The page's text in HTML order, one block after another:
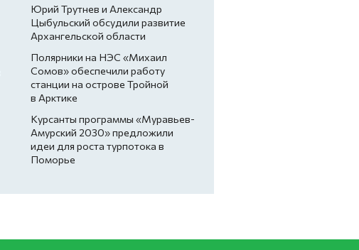
Юрий Трутнев и Александр
Цыбульский обсудили развитие
Архангельской области
Полярники на НЭС «Михаил
Сомов» обеспечили работу
станции на острове Тройной
в Арктике
Курсанты программы «Муравьев-
Амурский 2030» предложили
идеи для роста турпотока в
Поморье